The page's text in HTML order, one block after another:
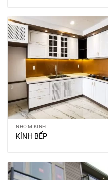
NHÔM KÍNH
KÍNH BẾP